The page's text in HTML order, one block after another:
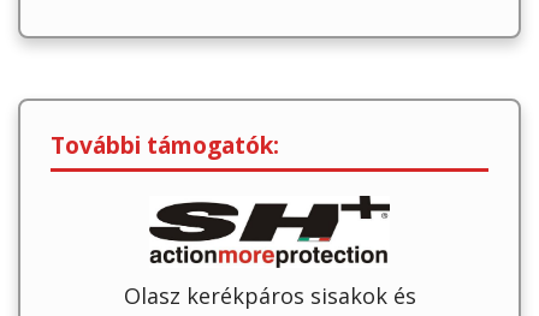
További támogatók:
Olasz kerékpáros sisakok és